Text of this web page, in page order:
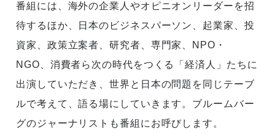
番組には、海外の企業人やオピニオンリーダーを招
待するほか、日本のビジネスパーソン、起業家、投
資家、政策立案者、研究者、専門家、NPO・
NGO、消費者ら次の時代をつくる「経済人」たちに
出演していただき、世界と日本の問題を同じテーブ
ルで考えて、語る場にしていきます。ブルームバー
グのジャーナリストも番組にお呼びします。